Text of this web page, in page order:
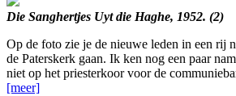
Die Sanghertjes Uyt die Haghe, 1952. (2)
Op de foto zie je de nieuwe leden in een rij
de Paterskerk gaan. Ik ken nog een paar
niet op het priesterkoor voor de
[meer]